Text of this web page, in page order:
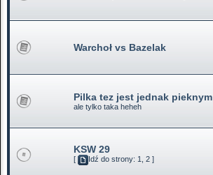
Warchoł vs Bazelak
Pilka tez jest jednak
ale tylko taka heheh
KSW 29
[ Idź do strony: 1, 2 ]